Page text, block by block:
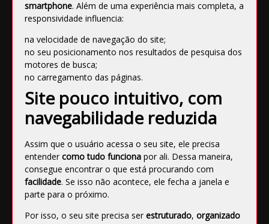
smartphone. Além de uma experiência mais completa, a
responsividade influencia:
na velocidade de navegação do site;
no seu posicionamento nos resultados de pesquisa dos
motores de busca;
no carregamento das páginas.
Site pouco intuitivo, com
navegabilidade reduzida
Assim que o usuário acessa o seu site, ele precisa
entender como tudo funciona por ali. Dessa maneira,
consegue encontrar o que está procurando com
facilidade. Se isso não acontece, ele fecha a janela e
parte para o próximo.
Por isso, o seu site precisa ser estruturado, organizado